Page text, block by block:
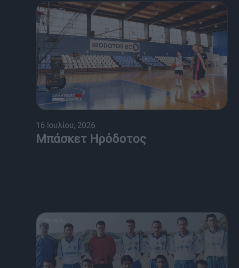
16 Ιουλίου, 2026
Μπάσκετ Ηρόδοτος